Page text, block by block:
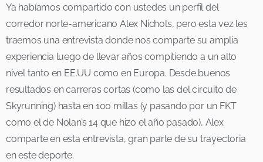
Ya habíamos compartido con ustedes un perfil del
corredor norte-americano Alex Nichols, pero esta vez les
traemos una entrevista donde nos comparte su amplia
experiencia luego de llevar años compitiendo a un alto
nivel tanto en EE.UU como en Europa. Desde buenos
resultados en carreras cortas (como las del circuito de
Skyrunning) hasta en 100 millas (y pasando por un FKT
como el de Nolan’s 14 que hizo el año pasado), Alex
comparte en esta entrevista, gran parte de su trayectoria
en este deporte.